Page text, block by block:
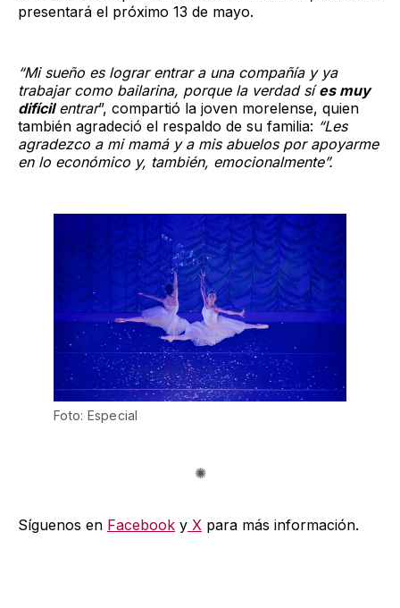
presentará el próximo 13 de mayo.
“Mi sueño es lograr entrar a una compañía y ya
trabajar como bailarina, porque la verdad síes muy
difícilentrar”, compartió la joven morelense, quien
también agradeció el respaldo de su familia: “Les
agradezco a mi mamá y a mis abuelos por apoyarme
en lo económico y, también, emocionalmente”.
Foto: Especial
Síguenos en Facebook y X para más información.